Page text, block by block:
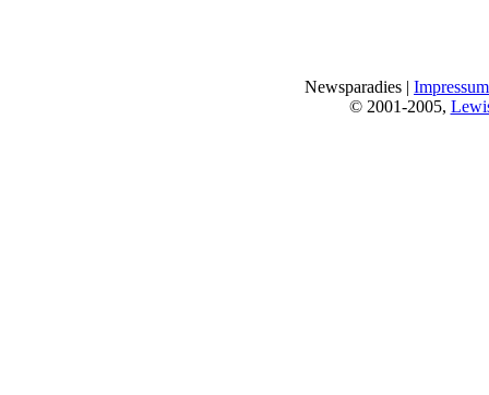
Newsparadies | Impressum
© 2001-2005,